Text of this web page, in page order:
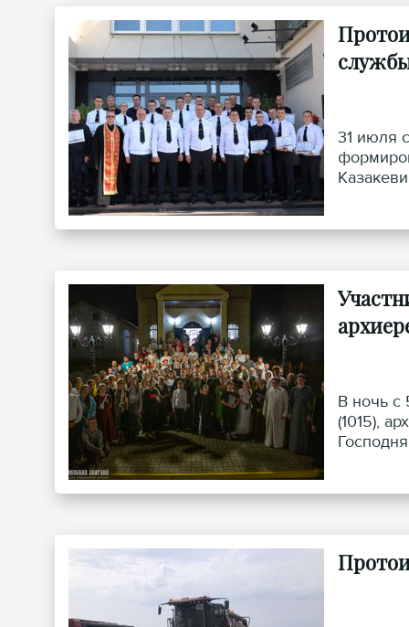
31 июля
В ночь с
(1015),